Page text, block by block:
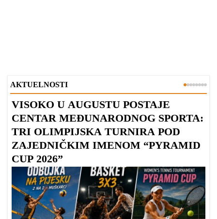
AKTUELNOSTI
VISOKO U AUGUSTU POSTAJE
CENTAR MEĐUNARODNOG SPORTA:
TRI OLIMPIJSKA TURNIRA POD
ZAJEDNIČKIM IMENOM “PYRAMID
CUP 2026”